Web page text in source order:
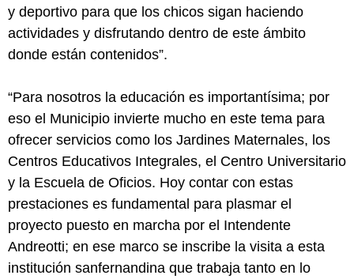
y deportivo para que los chicos sigan haciendo
actividades y disfrutando dentro de este ámbito
donde están contenidos”.
“Para nosotros la educación es importantísima; por
eso el Municipio invierte mucho en este tema para
ofrecer servicios como los Jardines Maternales, los
Centros Educativos Integrales, el Centro Universitario
y la Escuela de Oficios. Hoy contar con estas
prestaciones es fundamental para plasmar el
proyecto puesto en marcha por el Intendente
Andreotti; en ese marco se inscribe la visita a esta
institución sanfernandina que trabaja tanto en lo